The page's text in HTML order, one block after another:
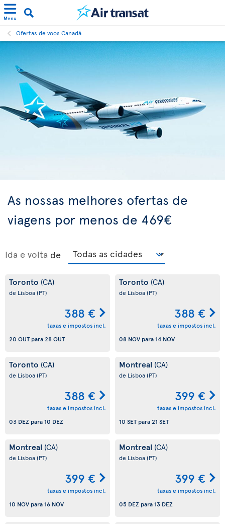
Menu
Ofertas de voos Canadá
As nossas melhores ofertas de
viagens por menos de 469€
Ida e volta de
Toronto (CA)
de Lisboa(PT)
388 €
taxas e impostos incl.
20 OUTpara28 OUT
Toronto (CA)
de Lisboa(PT)
388 €
taxas e impostos incl.
08 NOV para 14 NOV
Toronto (CA)
de Lisboa(PT)
388 €
taxas e impostos incl.
03 DEZ para 10 DEZ
Montreal (CA)
de Lisboa(PT)
399 €
taxas e impostos incl.
10 SETpara21 SET
Montreal (CA)
de Lisboa(PT)
399 €
taxas e impostos incl.
10 NOV para 16 NOV
Montreal (CA)
de Lisboa(PT)
399 €
taxas e impostos incl.
05 DEZ para 13 DEZ